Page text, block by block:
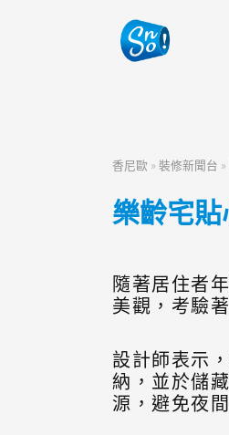
香尼歐 »裝修新聞台 »
樂齡宅
隨著居住者
美觀，考驗
設計師表示
納，並於儲
源，避免夜